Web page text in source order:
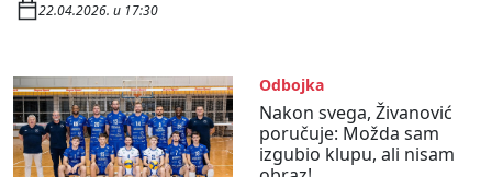
22.04.2026. u 17:30
Odbojka
Nakon svega, Živanović
poručuje: Možda sam
izgubio klupu, ali nisam